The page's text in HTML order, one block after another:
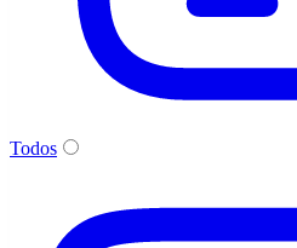
Todos